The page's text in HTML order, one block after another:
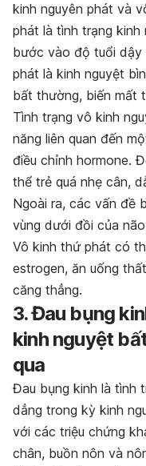
kinh nguyên phát và
phát là tình trạng
bước vào độ tuổi dậy
phát là kinh nguyệt
bất thường, biến mất
Tình trạng vô kinh
năng liên quan đến
điều chỉnh hormone.
thể trẻ quá nhẹ cân,
Ngoài ra, các vấn đề
vùng dưới đồi của
Vô kinh thứ phát có
estrogen, ăn uống
căng thẳng.
3. Đau bụng
kinh nguyệt
qua
Đau bụng kinh là tình
dẳng trong kỳ kinh
với các triệu chứng
chân, buồn nôn và